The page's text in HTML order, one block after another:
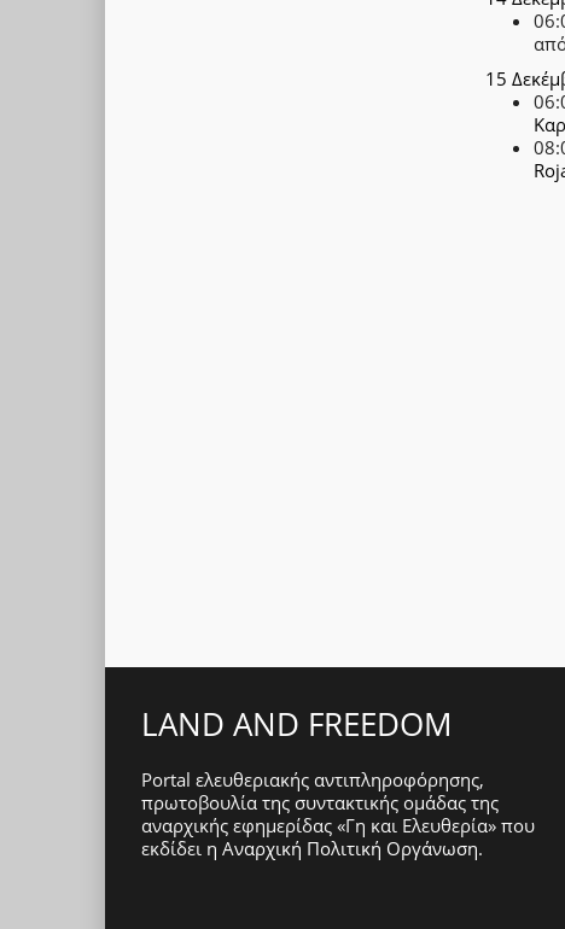
15
LAND AND FREEDOM
Portal ελευθεριακής αντιπληροφόρησης,
πρωτοβουλία της συντακτικής ομάδας της
αναρχικής εφημερίδας «Γη και Ελευθερία» που
εκδίδει η Αναρχική Πολιτική Οργάνωση.